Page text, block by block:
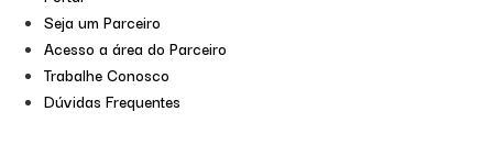
Seja um Parceiro
Acesso a área do Parceiro
Trabalhe Conosco
Dúvidas Frequentes